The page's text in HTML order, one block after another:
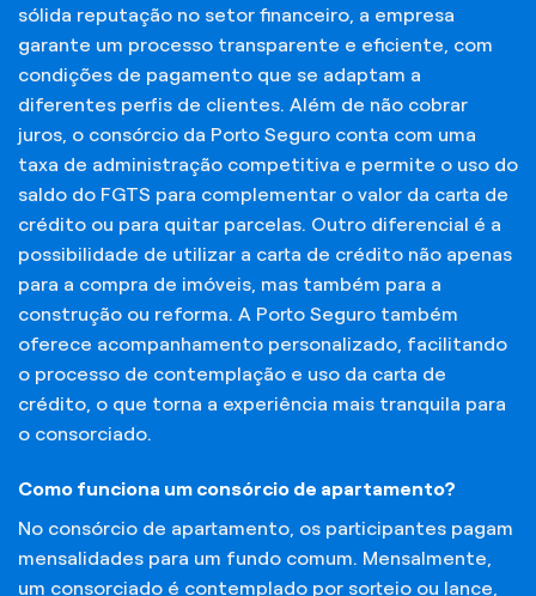
sólida reputação no setor financeiro, a empresa
garante um processo transparente e eficiente, com
condições de pagamento que se adaptam a
diferentes perfis de clientes. Além de não cobrar
juros, o consórcio da Porto Seguro conta com uma
taxa de administração competitiva e permite o uso do
saldo do FGTS para complementar o valor da carta de
crédito ou para quitar parcelas. Outro diferencial é a
possibilidade de utilizar a carta de crédito não apenas
para a compra de imóveis, mas também para a
construção ou reforma. A Porto Seguro também
oferece acompanhamento personalizado, facilitando
o processo de contemplação e uso da carta de
crédito, o que torna a experiência mais tranquila para
o consorciado.
Como funciona um consórcio de apartamento?
No consórcio de apartamento, os participantes pagam
mensalidades para um fundo comum. Mensalmente,
um consorciado é contemplado por sorteio ou lance,